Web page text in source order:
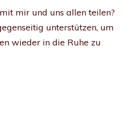
mir und uns allen teilen?
unterstützen, um
wieder in die Ruhe zu